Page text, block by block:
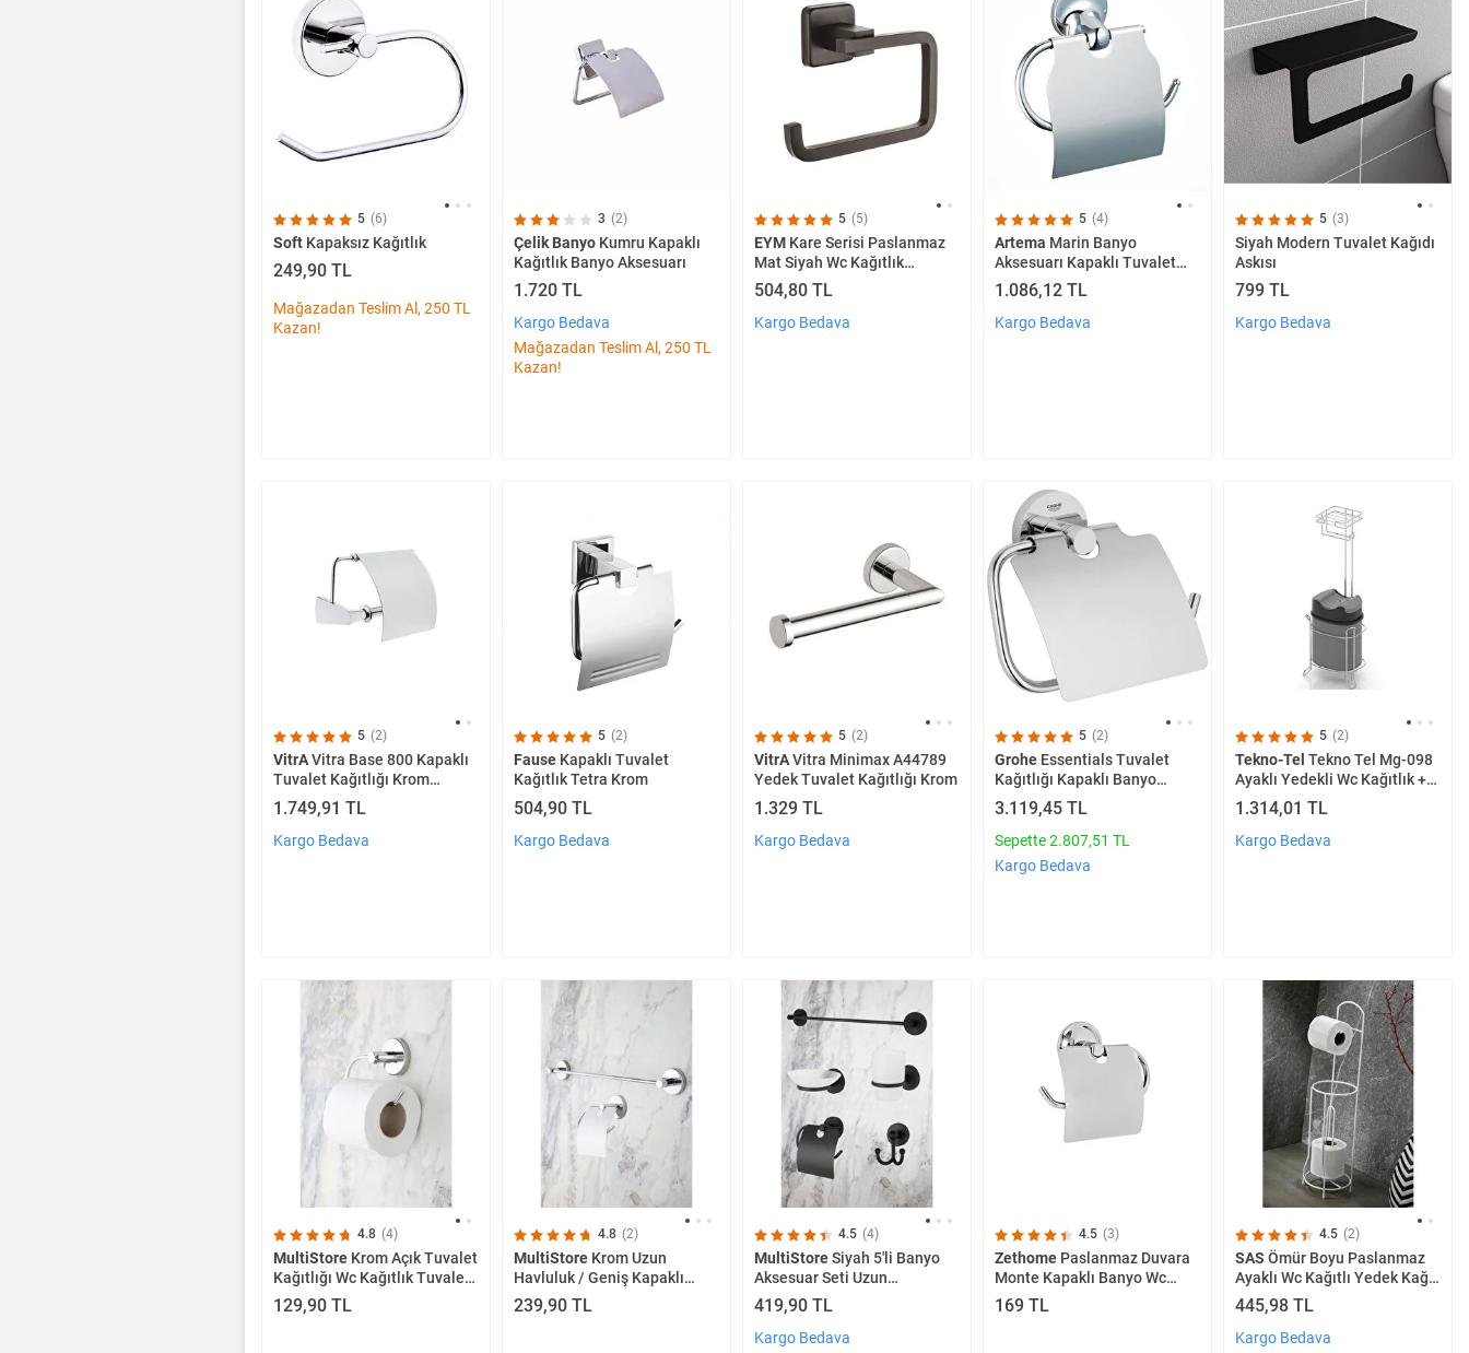
5 (6)
Soft Kapaksız Kağıtlık
249,90 TL
Mağazadan Teslim Al, 250 TL
Kazan!
3 (2)
Çelik BanyoKumru Kapaklı
Kağıtlık Banyo Aksesuarı
1.720 TL
Kargo Bedava
Mağazadan Teslim Al, 250 TL
Kazan!
5 (5)
EYMKare Serisi Paslanmaz
Mat Siyah Wc Kağıtlık
Tuvalet Kağıtlığı
504,80 TL
Kargo Bedava
5 (4)
Artema Marin Banyo
Aksesuarı Kapaklı Tuvalet
Kağıtlığı
1.086,12 TL
Kargo Bedava
5 (3)
Siyah Modern Tuvalet Kağıdı
Askısı
799 TL
Kargo Bedava
5 (2)
VitrAVitra Base 800 Kapaklı
Tuvalet Kağıtlığı Krom
A44086
1.749,91 TL
Kargo Bedava
5 (2)
FauseKapaklı Tuvalet
Kağıtlık Tetra Krom
504,90 TL
Kargo Bedava
5 (2)
VitrAVitra Minimax A44789
Yedek Tuvalet Kağıtlığı Krom
1.329 TL
Kargo Bedava
5 (2)
GroheEssentials Tuvalet
Kağıtlığı Kapaklı Banyo
Aksesuarı - 40367001
3.119,45 TL
Sepette 2.807,51 TL
Kargo Bedava
5 (2)
Tekno-Tel Tekno Tel Mg-098
Ayaklı Yedekli Wc Kağıtlık +
Çöp Kovası Krom
1.314,01 TL
Kargo Bedava
4.8 (4)
MultiStore Krom Açık Tuvalet
Kağıtlığı Wc Kağıtlık Tuvalet
Kağıdı Askısı
129,90 TL
4.8 (2)
MultiStoreKrom Uzun
Havluluk / Geniş Kapaklı
Tuvalet Kağıtlığı 2li Banyo
Seti
239,90 TL
4.5 (4)
MultiStoreSiyah 5'li Banyo
Aksesuar Seti Uzun
Havluluk/tuvalet
Kağıtlığı/bornoz
Askısı/sabunluk/diş Fırçalık
419,90 TL
Kargo Bedava
4.5 (3)
ZethomePaslanmaz Duvara
Monte Kapaklı Banyo Wc
Tuvalet Kağıtlığı
169 TL
4.5 (2)
SAS Ömür Boyu Paslanmaz
Ayaklı Wc Kağıtlı Yedek Kağıt
Hazneli Tuvalet Kağıtlığı
Yuvarlak Beyaz
445,98 TL
Kargo Bedava